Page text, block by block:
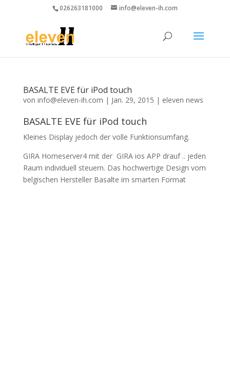
026263181000 info@eleven-ih.com
BASALTE EVE für iPod touch
von info@eleven-ih.com | Jan. 29, 2015 | eleven news
BASALTE EVE für iPod touch
Kleines Display jedoch der volle Funktionsumfang.
GIRA Homeserver4 mit der GIRA ios APP drauf .. jeden
Raum individuell steuern. Das hochwertige Design vom
belgischen Hersteller Basalte im smarten Format